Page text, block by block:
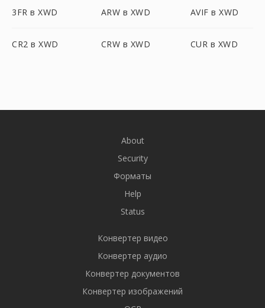
3FR в XWD ARW в XWD AVIF в XWD
CR2 в XWD CRW в XWD CUR в XWD
About
Security
Форматы
Help
Status
Конвертер видео
Конвертер аудио
Конвертер документов
Конвертер изображений